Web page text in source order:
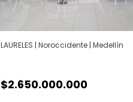
LAURELES | Noroccidente | Medellín
$2.650.000.000